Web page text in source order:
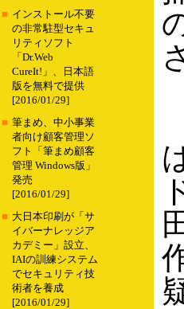
■ インストール不要
の非常駐型セキュ
リティソフト
「Dr.Web
CureIt!」、日本語
版を無料で提供
[2016/01/29]
■ 筆まめ、中小事業
者向け顧客管理ソ
フト「筆まめ顧客
管理 Windows版」
発売
[2016/01/29]
■ 大日本印刷が「サ
イバーナレッジア
カデミー」設立、
IAIの訓練システム
でセキュリティ技
術者を養成
[2016/01/29]